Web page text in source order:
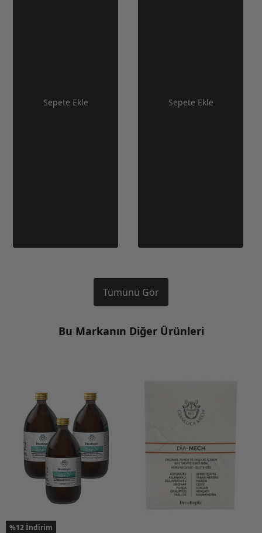
Sepete Ekle Sepete Ekle
Tümünü Gör
Bu Markanın Diğer Ürünleri
%12 İndirim